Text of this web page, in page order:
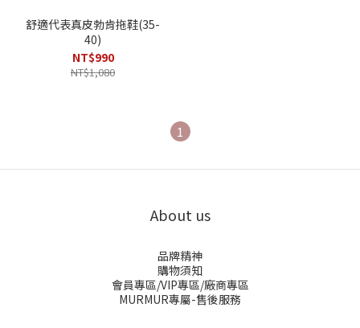
舒適代表真皮勃肯拖鞋(35-
40)
NT$990
NT$1,080
1
About us
品牌精神
購物須知
會員專區/VIP專區/廠商專區
MURMUR專屬-售後服務